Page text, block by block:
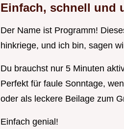
Einfach, schnell und
Der Name ist Programm!
hinkriege, und ich bin, sagen
Du brauchst nur 5 Minuten
Perfekt für faule Sonntage,
oder als leckere Beilage zum
Einfach genial!